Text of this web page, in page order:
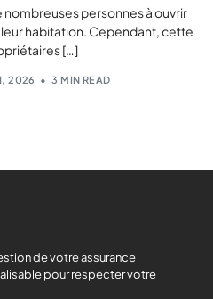
nombreuses personnes à ouvrir
habitation. Cependant, cette
[…]
2026 3 MIN READ
de votre assurance
pour respecter votre